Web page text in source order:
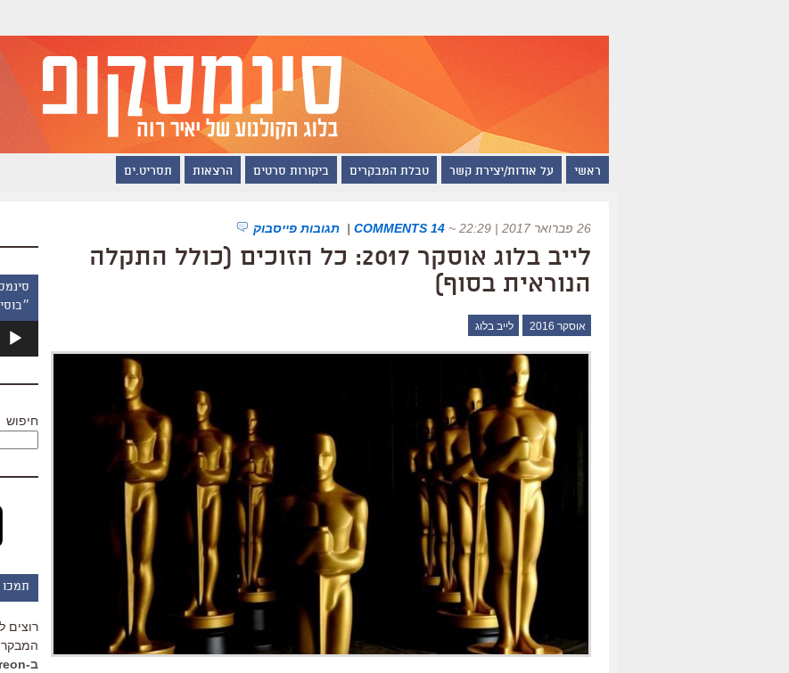
ראשי על אודות/יצירת קשר טבלת המבקרים ביקורות סרטים הרצאות תסריט.ים
26 פברואר 2017 | 22:29 ~
14 COMMENTS
| תגובות פייסבוק
לייב בלוג אוסקר 2017: כל הזוכים (כולל התקלה
הנוראית בסוף)
אוסקר 2016 לייב בלוג
אודיו
חיפוש
תמכו
רוצים
ב-Patreon